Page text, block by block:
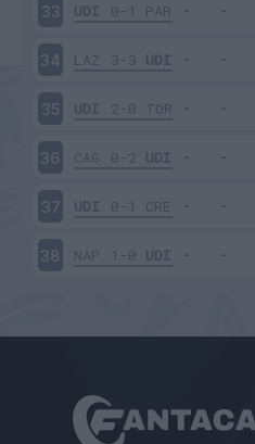
33 UDI 0-1 PAR
34 LAZ 3-3 UDI
35 UDI 2-0 TOR
36 CAG 0-2 UDI
37 UDI 0-1 CRE
38 NAP 1-0 UDI